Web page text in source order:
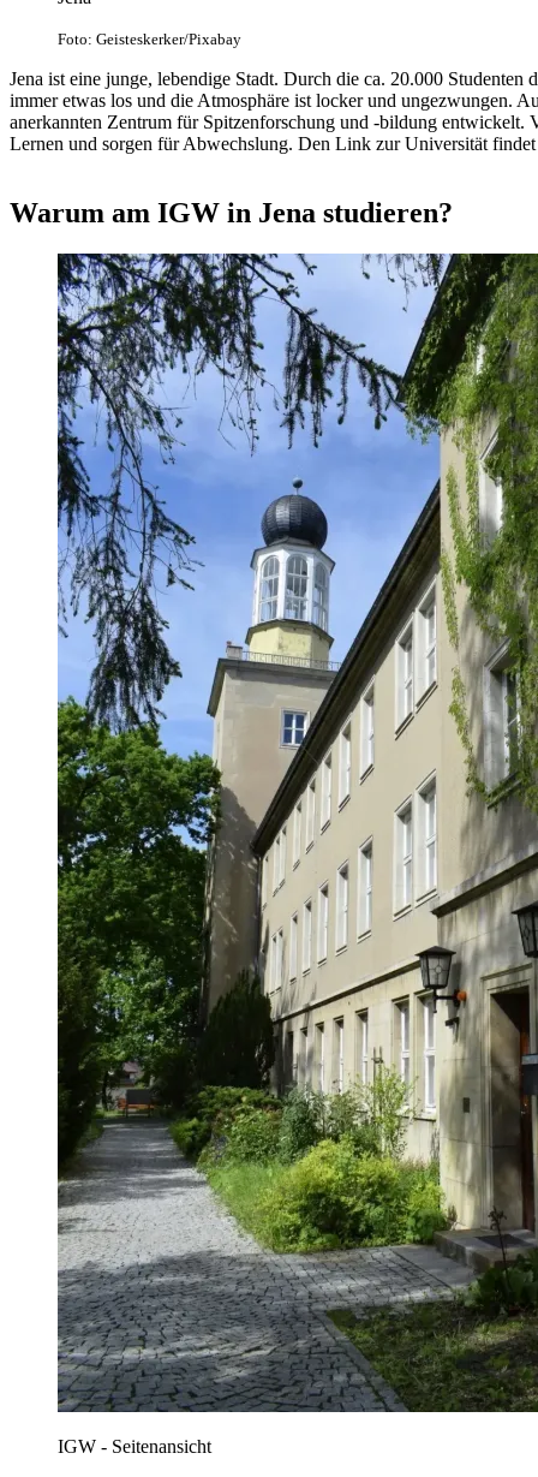
Foto: Geisteskerker/Pixabay
Jena ist eine junge, lebendige Stadt. Durch die ca. 20.000
immer etwas los und die Atmosphäre ist locker und ungezwungen.
anerkannten Zentrum für Spitzenforschung und -bildung entwickelt.
Lernen und sorgen für Abwechslung. Den Link zur Universität
Warum am IGW in Jena studieren?
IGW - Seitenansicht